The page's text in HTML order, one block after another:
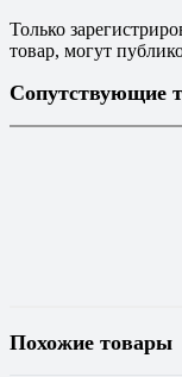
Только
товар, могут
Сопутствующие
Похожие товары